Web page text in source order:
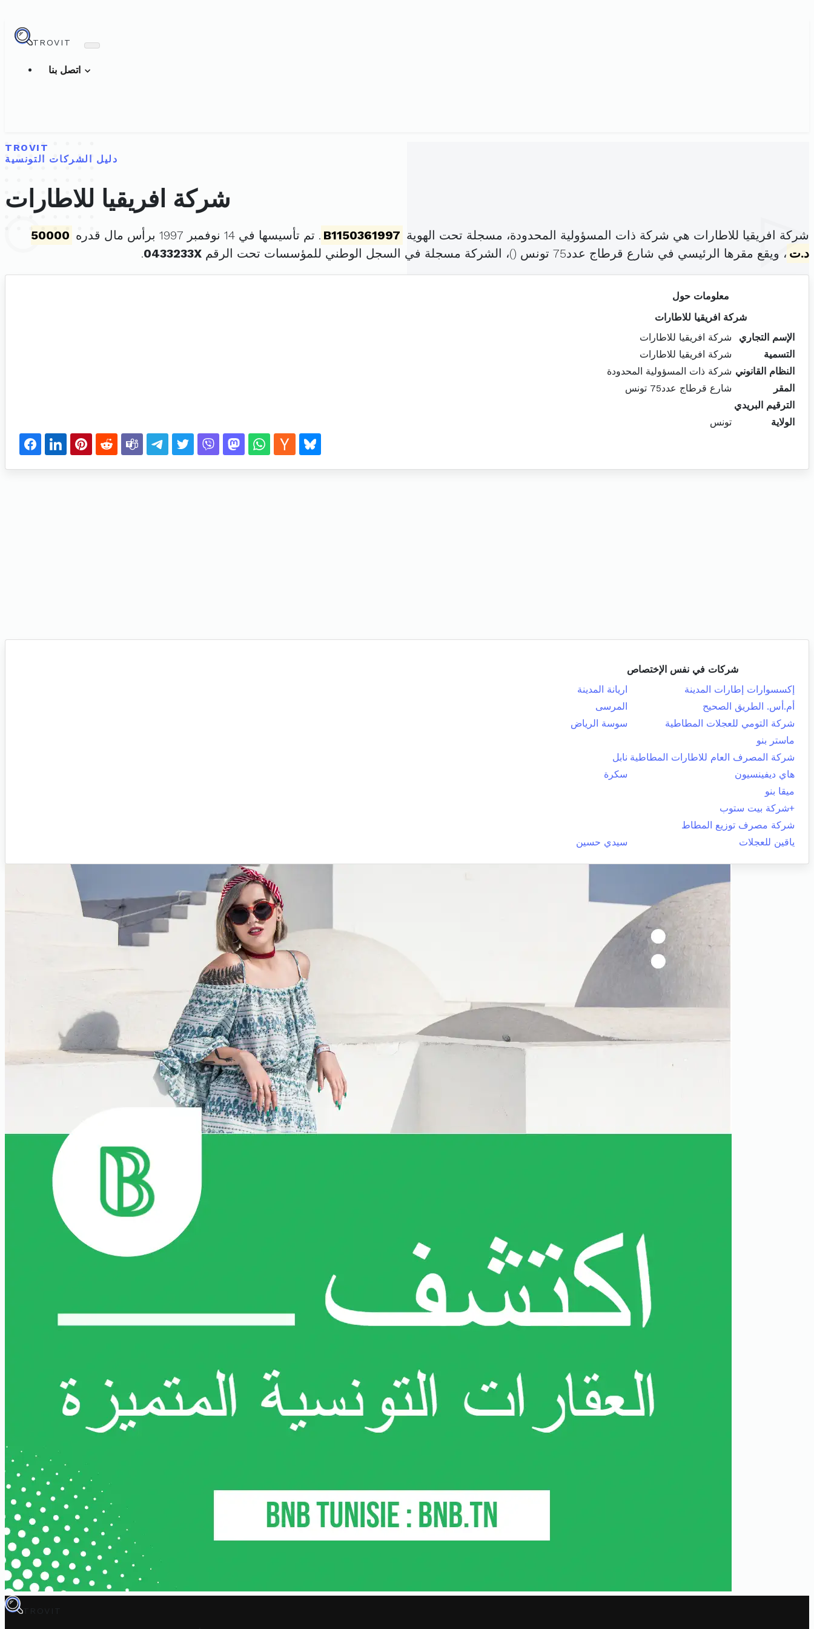
TROVIT
TROVIT
دليل الشركات التونسية
شركة افريقيا للاطارات
شركة افريقيا للاطارات هي شركة ذات المسؤولية المحدودة، مسجلة تحت الهوية B1150361997 . تم تأسيسها في 14 نوفمبر 1997 برأس مال قدره
50000
د.ت ، ويقع مقرها الرئيسي في شارع قرطاج عدد75 تونس ( )، الشركة مسجلة في السجل الوطني للمؤسسات تحت الرقم 0433233X
.
معلومات حول
شركة افريقيا للاطارات
الإسم التجاري
شركة افريقيا للاطارات
التسمية
شركة افريقيا للاطارات
النظام القانوني شركة ذات المسؤولية المحدودة
المقر
شارع قرطاج عدد75 تونس
الترقيم البريدي
الولاية
تونس
شركات في نفس الإختصاص
إكسسوارات إطارات المدينة
اريانة المدينة
أم.أس. الطريق الصحيح
المرسى
شركة التومي للعجلات المطاطية
سوسة الرياض
ماستر بنو
شركة المصرف العام للاطارات المطاطية نابل
هاي ديفينسيون
سكرة
ميقا بنو
+شركة بيت ستوب
شركة مصرف توزيع المطاط
ياقين للعجلات
سيدي حسين
TROVIT